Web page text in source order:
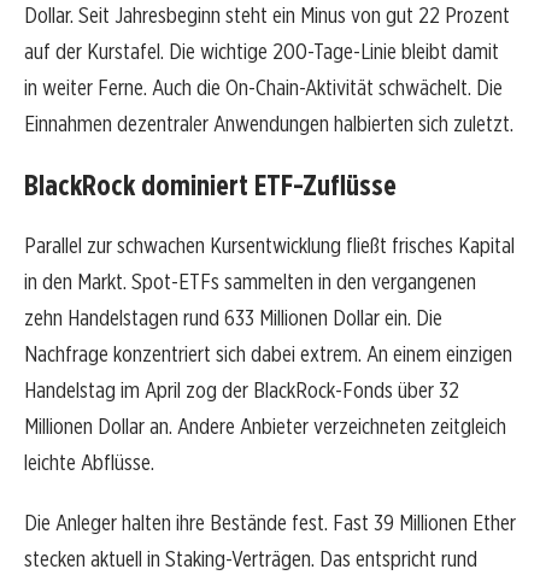
Dollar. Seit Jahresbeginn steht ein Minus von gut 22 Prozent
auf der Kurstafel. Die wichtige 200-Tage-Linie bleibt damit
in weiter Ferne. Auch die On-Chain-Aktivität schwächelt. Die
Einnahmen dezentraler Anwendungen halbierten sich zuletzt.
BlackRock dominiert ETF-Zuflüsse
Parallel zur schwachen Kursentwicklung fließt frisches Kapital
in den Markt. Spot-ETFs sammelten in den vergangenen
zehn Handelstagen rund 633 Millionen Dollar ein. Die
Nachfrage konzentriert sich dabei extrem. An einem einzigen
Handelstag im April zog der BlackRock-Fonds über 32
Millionen Dollar an. Andere Anbieter verzeichneten zeitgleich
leichte Abflüsse.
Die Anleger halten ihre Bestände fest. Fast 39 Millionen Ether
stecken aktuell in Staking-Verträgen. Das entspricht rund